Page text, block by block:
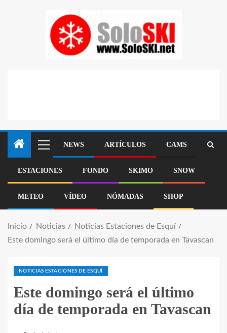
NEWS ARTÍCULOS CAMS
ESTACIONES FONDO SKIMO SNOW
METEO VÍDEO NÓMADAS SHOP
Inicio Noticias
Noticias Estaciones de Esquí
Este domingo será el último día de temporada en Tavascan
NOTICIAS ESTACIONES DE ESQUÍ
Este domingo será el último
día de temporada en Tavascan